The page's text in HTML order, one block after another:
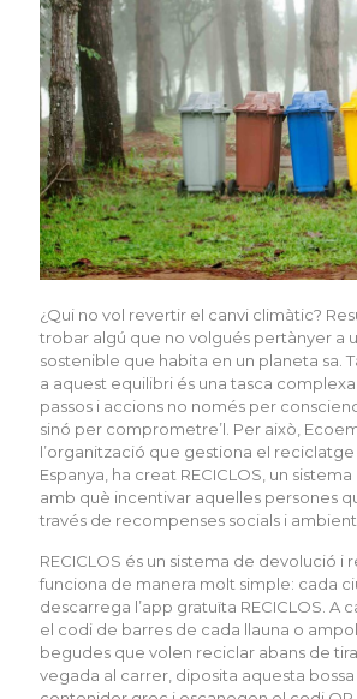
¿Qui no vol revertir el canvi climàtic?
trobar algú que no volgués pertànyer a
sostenible que habita en un planeta sa.
a aquest equilibri és una tasca
passos i accions no només per
sinó per comprometre’l. Per això,
l’organització que gestiona el reciclatge
Espanya, ha creat RECICLOS, un
amb què incentivar aquelles persones
través de recompenses socials i
RECICLOS és un sistema de devolució i
funciona de manera molt simple: cada
descarrega l’app gratuïta RECICLOS. A
el codi de barres de cada llauna o
begudes que volen reciclar abans de
vegada al carrer, diposita aquesta bossa